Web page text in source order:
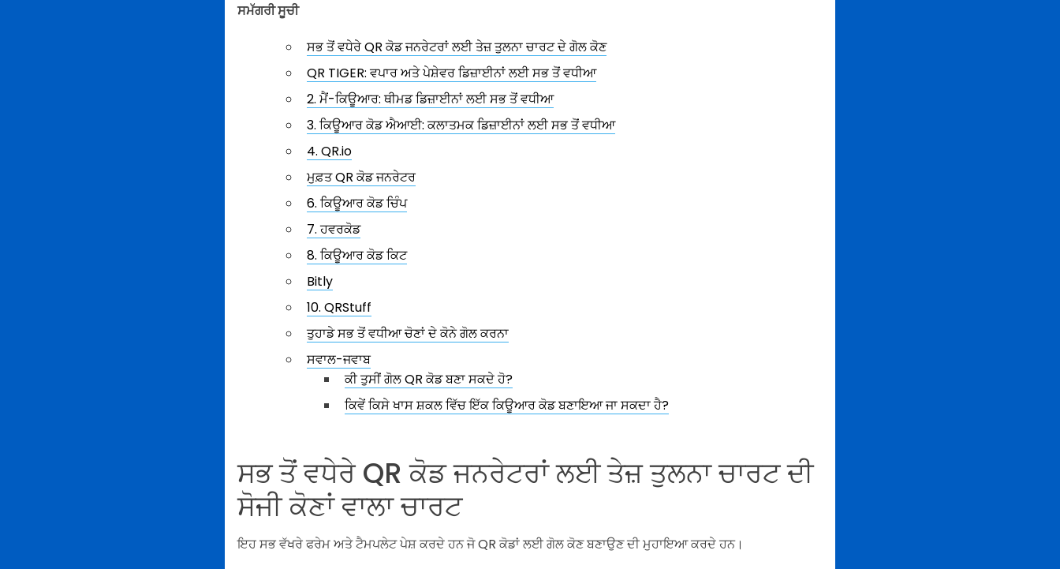
ਸਮੱਗਰੀ ਸੂਚੀ
ਸਭ ਤੋਂ ਵਧੇਰੇ QR ਕੋਡ ਜਨਰੇਟਰਾਂ ਲਈ ਤੇਜ਼ ਤੁਲਨਾ ਚਾਰਟ ਦੇ ਗੋਲ ਕੋਣ
QR TIGER: ਵਪਾਰ ਅਤੇ ਪੇਸ਼ੇਵਰ ਡਿਜ਼ਾਈਨਾਂ ਲਈ ਸਭ ਤੋਂ ਵਧੀਆ
2. ਮੈਂ-ਕਿਊਆਰ: ਥੀਮਡ ਡਿਜ਼ਾਈਨਾਂ ਲਈ ਸਭ ਤੋਂ ਵਧੀਆ
3. ਕਿਊਆਰ ਕੋਡ ਐਆਈ: ਕਲਾਤਮਕ ਡਿਜ਼ਾਈਨਾਂ ਲਈ ਸਭ ਤੋਂ ਵਧੀਆ
4. QR.io
ਮੁਫ਼ਤ QR ਕੋਡ ਜਨਰੇਟਰ
6. ਕਿਊਆਰ ਕੋਡ ਚਿੰਪ
7. ਹਵਰਕੋਡ
8. ਕਿਊਆਰ ਕੋਡ ਕਿਟ
Bitly
10. QRStuff
ਤੁਹਾਡੇ ਸਭ ਤੋਂ ਵਧੀਆ ਚੋਣਾਂ ਦੇ ਕੋਨੇ ਗੋਲ ਕਰਨਾ
ਸਵਾਲ-ਜਵਾਬ
ਕੀ ਤੁਸੀਂ ਗੋਲ QR ਕੋਡ ਬਣਾ ਸਕਦੇ ਹੋ?
ਕਿਵੇਂ ਕਿਸੇ ਖਾਸ ਸ਼ਕਲ ਵਿੱਚ ਇੱਕ ਕਿਊਆਰ ਕੋਡ ਬਣਾਇਆ ਜਾ ਸਕਦਾ ਹੈ?
ਸਭ ਤੋਂ ਵਧੇਰੇ QR ਕੋਡ ਜਨਰੇਟਰਾਂ ਲਈ ਤੇਜ਼ ਤੁਲਨਾ ਚਾਰਟ ਦੀ
ਸੋਜੀ ਕੋਣਾਂ ਵਾਲਾ ਚਾਰਟ
ਇਹ ਸਭ ਵੱਖਰੇ ਫਰੇਮ ਅਤੇ ਟੈਮਪਲੇਟ ਪੇਸ਼ ਕਰਦੇ ਹਨ ਜੋ QR ਕੋਡਾਂ ਲਈ ਗੋਲ ਕੋਣ ਬਣਾਉਣ ਦੀ ਮੁਹਾਇਆ ਕਰਦੇ ਹਨ।